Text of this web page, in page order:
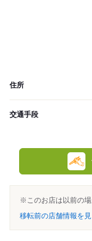
住所
交通手段
※このお店は以前の場
移転前の店舗情報を